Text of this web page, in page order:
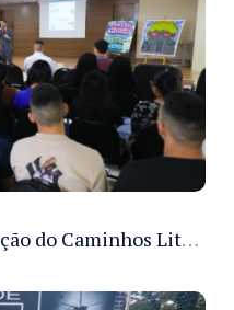
Sejusc participa da 5ª edição do Caminhos Literários com foco na cultura hip-hop nas unidades socioeducativas